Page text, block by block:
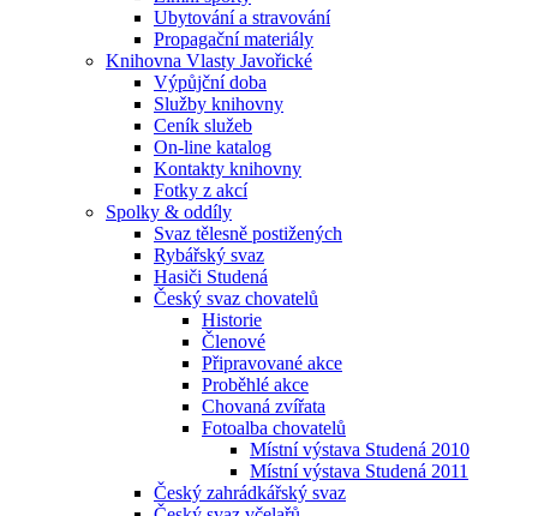
Ubytování a stravování
Propagační materiály
Knihovna Vlasty Javořické
Výpůjční doba
Služby knihovny
Ceník služeb
On-line katalog
Kontakty knihovny
Fotky z akcí
Spolky & oddíly
Svaz tělesně postižených
Rybářský svaz
Hasiči Studená
Český svaz chovatelů
Historie
Členové
Připravované akce
Proběhlé akce
Chovaná zvířata
Fotoalba chovatelů
Místní výstava Studená 2010
Místní výstava Studená 2011
Český zahrádkářský svaz